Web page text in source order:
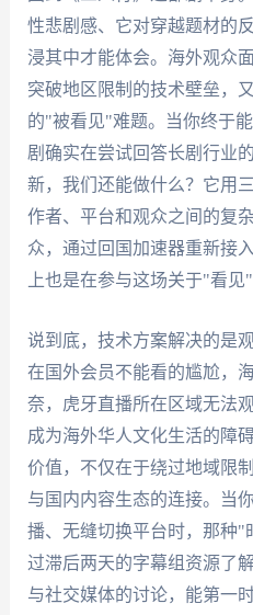
性悲剧感、它对穿越题材的
浸其中才能体会。海外观众
突破地区限制的技术壁垒，
的"被看见"难题。当你终于
剧确实在尝试回答长剧行业
新，我们还能做什么？它用
作者、平台和观众之间的复
众，通过回国加速器重新接
上也是在参与这场关于"看见
说到底，技术方案解决的是
在国外会员不能看的尴尬，
奈，虎牙直播所在区域无法
成为海外华人文化生活的障碍
价值，不仅在于绕过地域限
与国内内容生态的连接。当
播、无缝切换平台时，那种"
过滞后两天的字幕组资源了
与社交媒体的讨论，能第一